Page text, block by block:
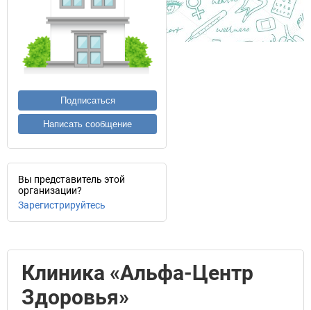
Подписаться
Написать сообщение
Вы представитель этой
организации?
Зарегистрируйтесь
Клиника «Альфа-Центр
Здоровья»